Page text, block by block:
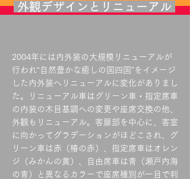
外観デザインとリニューアル
2004年には内外装の大規模リニューアルが
行われ“自然豊かな癒しの国四国”をイメージ
した内外装へリニューアルに変化がありまし
た。リニューアル車はグリーン車・指定席車
の内装の木目基調への変更や座席交換の他、
外観もリニューアル。客扉部を中心に、客室
に向かってグラデーションがほどこされ、グ
リーン車は赤（椿の赤）、指定席車はオレン
ジ（みかんの黄）、自由席車は青（瀬戸内海
の青）と異なるカラーで座席種別が一目で判